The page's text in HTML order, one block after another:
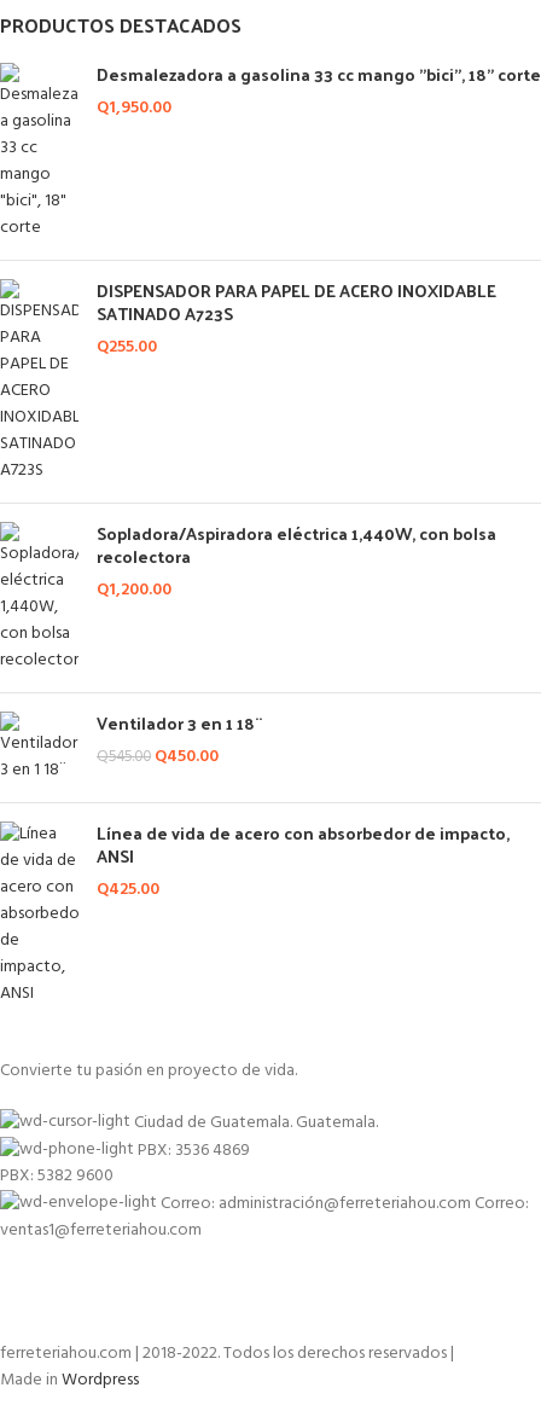
PRODUCTOS DESTACADOS
Desmalezadora a gasolina 33 cc mango "bici", 18" corte
Q1,950.00
DISPENSADOR PARA PAPEL DE ACERO INOXIDABLE
SATINADO A723S
Q255.00
Sopladora/Aspiradora eléctrica 1,440W, con bolsa
recolectora
Q1,200.00
Ventilador 3 en 1 18¨
Q545.00 Q450.00
Línea de vida de acero con absorbedor de impacto,
ANSI
Q425.00
Convierte tu pasión en proyecto de vida.
Ciudad de Guatemala. Guatemala.
PBX: 3536 4869
PBX: 5382 9600
Correo: administración@ferreteriahou.com Correo:
ventas1@ferreteriahou.com
ferreteriahou.com | 2018-2022. Todos los derechos reservados |
Made inWordpress